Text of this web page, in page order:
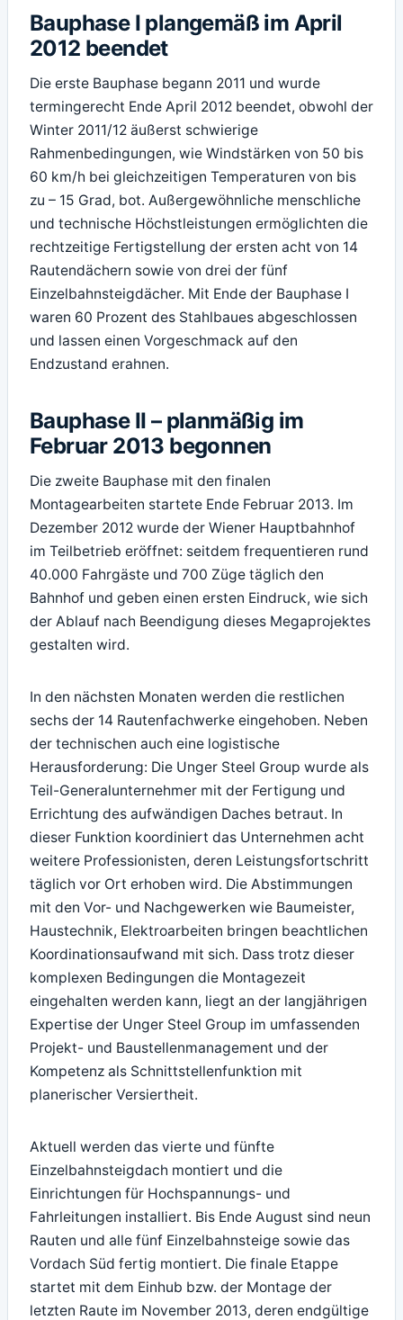
Bauphase I plangemäß im April
2012 beendet
Die erste Bauphase begann 2011 und wurde
termingerecht Ende April 2012 beendet, obwohl der
Winter 2011/12 äußerst schwierige
Rahmenbedingungen, wie Windstärken von 50 bis
60 km/h bei gleichzeitigen Temperaturen von bis
zu – 15 Grad, bot. Außergewöhnliche menschliche
und technische Höchstleistungen ermöglichten die
rechtzeitige Fertigstellung der ersten acht von 14
Rautendächern sowie von drei der fünf
Einzelbahnsteigdächer. Mit Ende der Bauphase I
waren 60 Prozent des Stahlbaues abgeschlossen
und lassen einen Vorgeschmack auf den
Endzustand erahnen.
Bauphase II – planmäßig im
Februar 2013 begonnen
Die zweite Bauphase mit den finalen
Montagearbeiten startete Ende Februar 2013. Im
Dezember 2012 wurde der Wiener Hauptbahnhof
im Teilbetrieb eröffnet: seitdem frequentieren rund
40.000 Fahrgäste und 700 Züge täglich den
Bahnhof und geben einen ersten Eindruck, wie sich
der Ablauf nach Beendigung dieses Megaprojektes
gestalten wird.
In den nächsten Monaten werden die restlichen
sechs der 14 Rautenfachwerke eingehoben. Neben
der technischen auch eine logistische
Herausforderung: Die Unger Steel Group wurde als
Teil-Generalunternehmer mit der Fertigung und
Errichtung des aufwändigen Daches betraut. In
dieser Funktion koordiniert das Unternehmen acht
weitere Professionisten, deren Leistungsfortschritt
täglich vor Ort erhoben wird. Die Abstimmungen
mit den Vor- und Nachgewerken wie Baumeister,
Haustechnik, Elektroarbeiten bringen beachtlichen
Koordinationsaufwand mit sich. Dass trotz dieser
komplexen Bedingungen die Montagezeit
eingehalten werden kann, liegt an der langjährigen
Expertise der Unger Steel Group im umfassenden
Projekt- und Baustellenmanagement und der
Kompetenz als Schnittstellenfunktion mit
planerischer Versiertheit.
Aktuell werden das vierte und fünfte
Einzelbahnsteigdach montiert und die
Einrichtungen für Hochspannungs- und
Fahrleitungen installiert. Bis Ende August sind neun
Rauten und alle fünf Einzelbahnsteige sowie das
Vordach Süd fertig montiert. Die finale Etappe
startet mit dem Einhub bzw. der Montage der
letzten Raute im November 2013, deren endgültige